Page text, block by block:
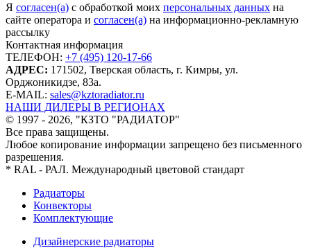
Я согласен(а) c обработкой моих персональных данных на
сайте оператора и согласен(а) на информационно-рекламную
рассылку
Контактная информация
ТЕЛЕФОН: +7 (495) 120-17-66
АДРЕС: 171502, Тверская область, г. Кимры, ул.
Орджоникидзе, 83а.
Е-MAIL: sales@kztoradiator.ru
НАШИ ДИЛЕРЫ В РЕГИОНАХ
© 1997 - 2026, "КЗТО "РАДИАТОР"
Все права защищены.
Любое копирование информации запрещено без письменного
разрешения.
* RAL - РАЛ. Международный цветовой стандарт
Радиаторы
Конвекторы
Комплектующие
Дизайнерские радиаторы